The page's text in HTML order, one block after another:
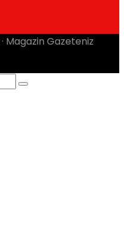
· Magazin Gazeteniz